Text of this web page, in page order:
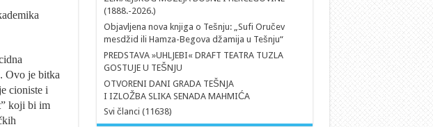
Ovo je bitka
cioniste i
koji bi im
(1888.-2026.)
Objavljena nova knjiga o Tešnju: „Sufi Oručev
mesdžid ili Hamza-Begova džamija u Tešnju“
PREDSTAVA »UHLJEBI« DRAFT TEATRA TUZLA
GOSTUJE U TEŠNJU
OTVORENI DANI GRADA TEŠNJA
I IZLOŽBA SLIKA SENADA MAHMIĆA
Svi članci (11638)